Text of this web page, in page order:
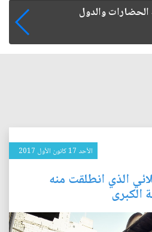
على صفيح ساخن
الأحد 17 كانون الأول 2017
الذي انطلقت منه
الكبرى